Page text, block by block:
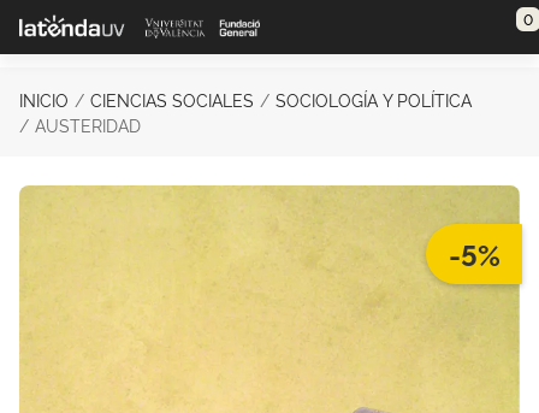
Saltar al contenido principal 0
INICIO CIENCIAS SOCIALES
SOCIOLOGÍA Y POLÍTICA
AUSTERIDAD
-5%